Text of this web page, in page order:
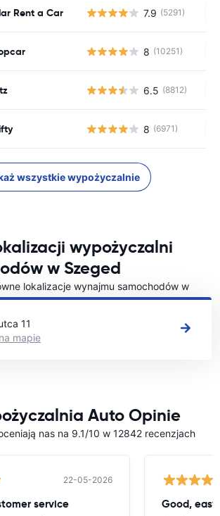
Rent a Car 7.9 (5291)
8 (10251)
6.5 (8812)
8 (6971)
wszystkie wypożyczalnie
wypożyczalni
w Szeged
lokalizacje wynajmu samochodów w
11
mapie
Auto Opinie
nas na 9.1/10 w 12842 recenzjach
22-05-2026
service Good,